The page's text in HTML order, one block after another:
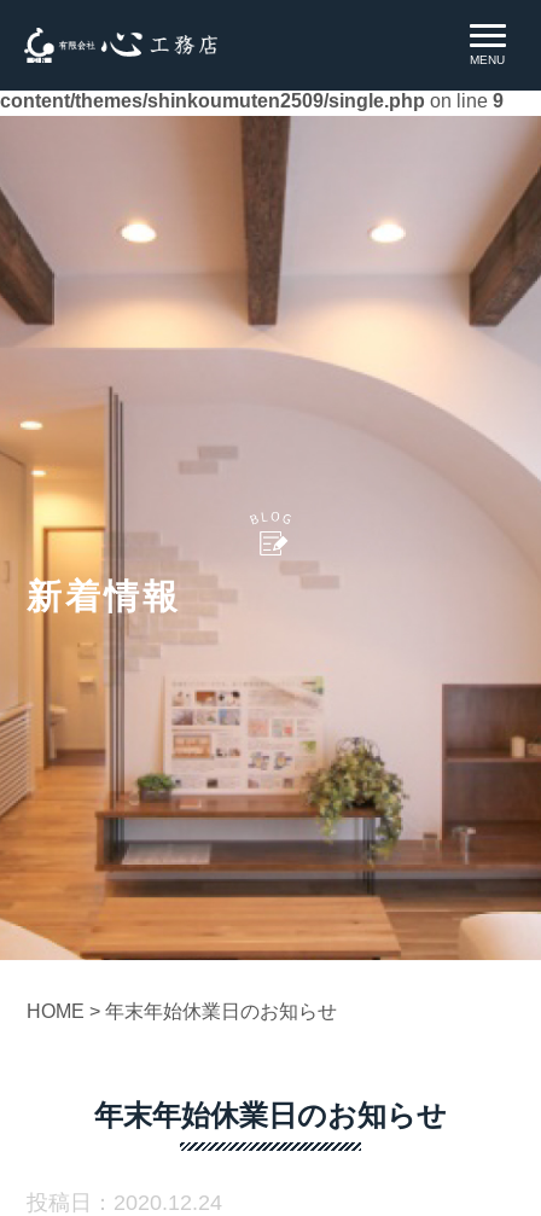
MENU
Warning: Undefined property: WP_Error::$name in
content/themes/shinkoumuten2509/single.php on line 9
新着情報
HOME >年末年始休業日のお知らせ
年末年始休業日のお知らせ
投稿日：2020.12.24